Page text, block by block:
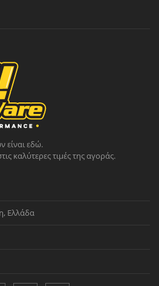
είναι εδώ.
καλύτερες τιμές της αγοράς.
Ελλάδα